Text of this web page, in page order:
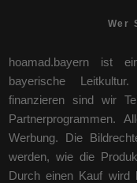
Wer
hoamad.bayern ist
bayerische
finanzieren sind wir
Partnerprogrammen.
Werbung. Die
werden, wie die
Durch einen Kauf wird